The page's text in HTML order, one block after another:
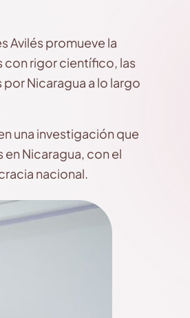
Avilés promueve la
con rigor científico, las
Nicaragua a lo largo
una investigación que
Nicaragua, con el
nacional.